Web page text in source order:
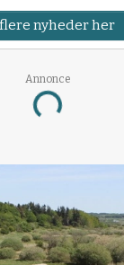
nyheder her
Annonce
Loading...